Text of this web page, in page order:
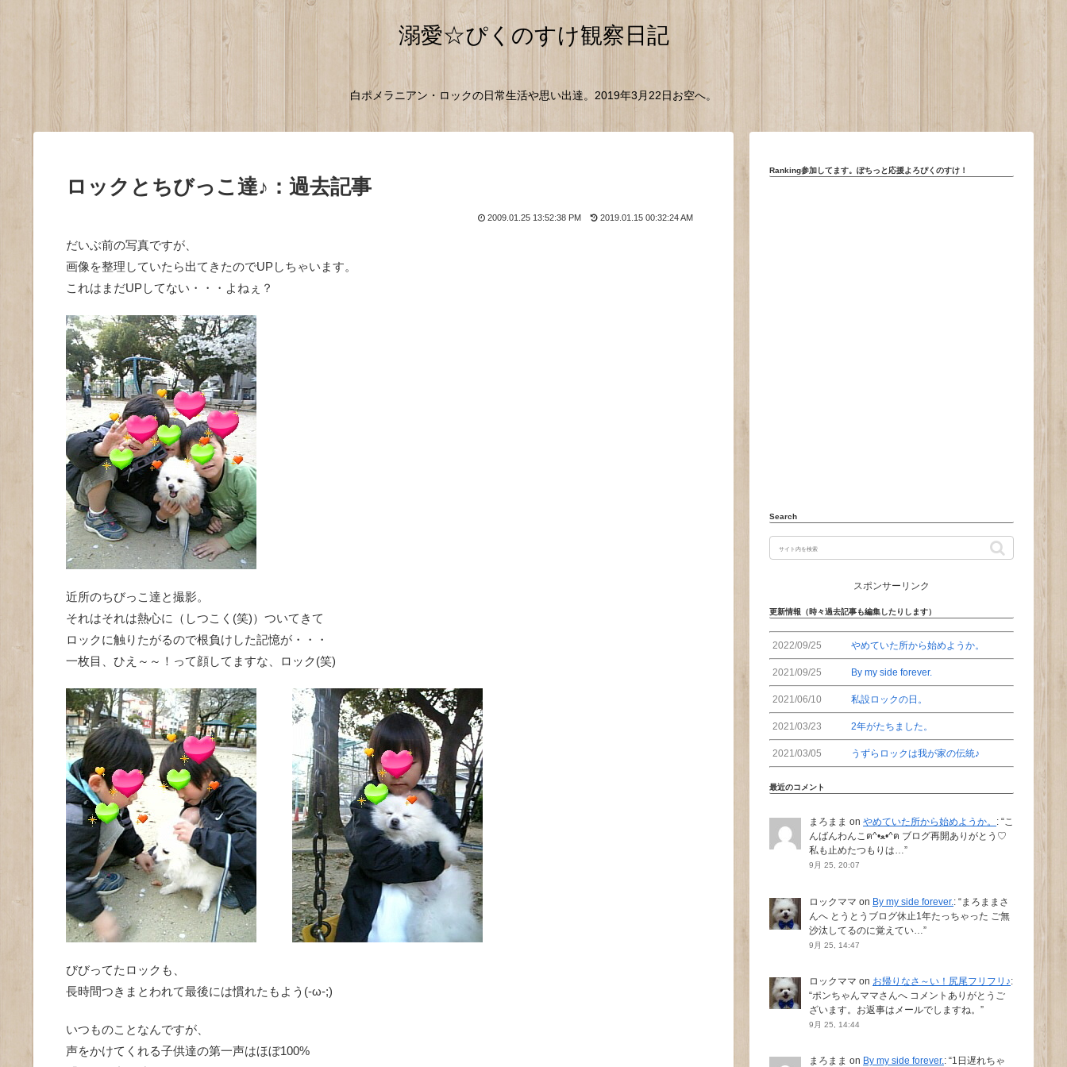
溺愛☆ぴくのすけ観察日記
白ポメラニアン・ロックの日常生活や思い出達。2019年3月22日お空へ。
ロックとちびっこ達♪：過去記事
2009.01.25 13:52:38 PM 2019.01.15 00:32:24 AM
だいぶ前の写真ですが、
画像を整理していたら出てきたのでUPしちゃいます。
これはまだUPしてない・・・よねぇ？
近所のちびっこ達と撮影。
それはそれは熱心に（しつこく(笑)）ついてきて
ロックに触りたがるので根負けした記憶が・・・
一枚目、ひえ～～！って顔してますな、ロック(笑)
びびってたロックも、
長時間つきまとわれて最後には慣れたもよう(-ω-;)
いつものことなんですが、
声をかけてくれる子供達の第一声はほぼ100%
Ranking参加してます。ぽちっと応援よろぴくのすけ！
Search
スポンサーリンク
更新情報（時々過去記事も編集したりします）
2022/09/25 やめていた所から始めようか。
2021/09/25 By my side forever.
2021/06/10 私設ロックの日。
2021/03/23 2年がたちました。
2021/03/05 うずらロックは我が家の伝統♪
最近のコメント
まろまま on やめていた所から始めようか。 : “こ
んばんわんこฅ^•ﻌ•^ฅ ブログ再開ありがとう♡
私も止めたつもりは…”
9月 25, 20:07
ロックママ on By my side forever. : “まろままさ
んへ とうとうブログ休止1年たっちゃった ご無
沙汰してるのに覚えてい… ”
9月 25, 14:47
ロックママ on お帰りなさ～い！尻尾フリフリ♪:
“ポンちゃんママさんへ コメントありがとうご
ざいます。お返事はメールでしますね。 ”
9月 25, 14:44
まろまま on By my side forever.: “1日遅れちゃ